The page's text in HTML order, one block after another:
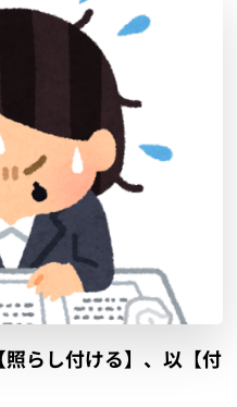
らし付ける】、以【付